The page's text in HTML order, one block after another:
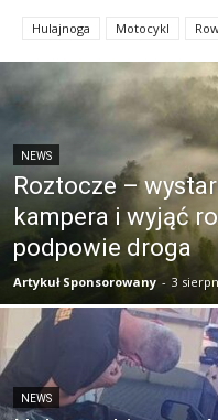
Hulajnoga Motocykl
NEWS
Roztocze –
kampera i wyjąć
podpowie droga
Artykuł Sponsorowany - 3
NEWS